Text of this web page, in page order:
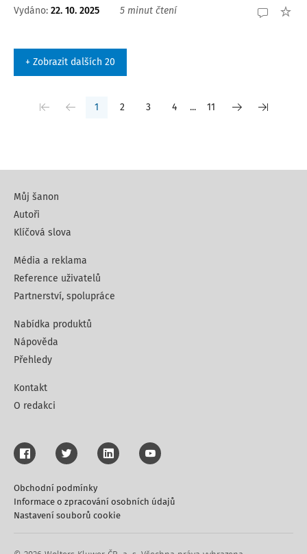
Vydáno: 22. 10. 2025 5 minut čtení
+ Zobrazit dalších 20
1 2 3 4 ... 11
Můj šanon
Autoři
Klíčová slova
Média a reklama
Reference uživatelů
Partnerství, spolupráce
Nabídka produktů
Nápověda
Přehledy
Kontakt
O redakci
Obchodní podmínky
Informace o zpracování osobních údajů
Nastavení souborů cookie